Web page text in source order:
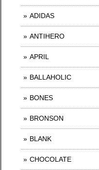
ADIDAS
ANTIHERO
APRIL
BALLAHOLIC
BONES
BRONSON
BLANK
CHOCOLATE